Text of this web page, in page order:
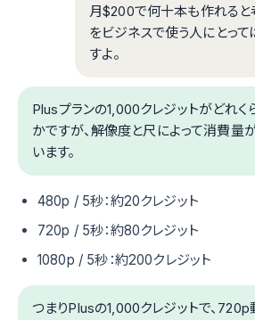
月$200で何十本も作れると
をビジネスで使う人にとっ
すよ。
Plusプランの1,000クレジットがどれく
かですが、解像度と尺によって消費量
います。
480p / 5秒：約20クレジット
720p / 5秒：約80クレジット
1080p / 5秒：約200クレジット
つまりPlusの1,000クレジットで、720p